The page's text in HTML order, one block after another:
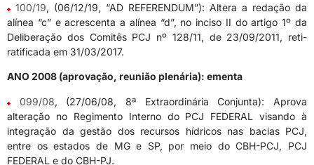
100/19, (06/12/19, “AD REFERENDUM”): Altera a redação da
alínea “c” e acrescenta a alínea “d”, no inciso II do artigo 1º da
Deliberação dos Comitês PCJ nº 128/11, de 23/09/2011, reti-
ratificada em 31/03/2017.
ANO 2008 (aprovação, reunião plenária): ementa
099/08, (27/06/08, 8ª Extraordinária Conjunta): Aprova
alteração no Regimento Interno do PCJ FEDERAL visando à
integração da gestão dos recursos hídricos nas bacias PCJ,
entre os estados de MG e SP, por meio do CBH-PCJ, PCJ
FEDERAL e do CBH-PJ.